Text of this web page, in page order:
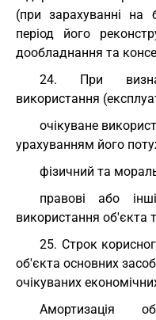
(при зарахуванні на
період його
дообладнання та
24. При
використання
очікуване
урахуванням його
фізичний та
правові або
використання об'єкта
25. Строк
об'єкта основних
очікуваних
Амортизація